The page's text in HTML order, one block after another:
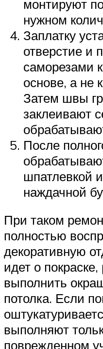
монтируют
нужном
Заплатку
отверстие и
саморезами
основе, а не
Затем швы
заклеивают
После
шпатлевкой
наждачной
При таком
полностью
декоративную
идет о
выполнить
потолка. Если
выполняют
поврежденном